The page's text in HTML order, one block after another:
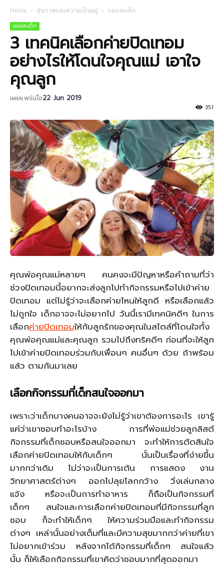
Home สุขภาพและความเป็นอยู่ แม่และเด็ก
แม่และเด็ก
3 เทคนิคเลือกค่ายปิดเทอม
อย่างไรให้โดนใจคุณแม่ เอาใจ
คุณลูก
เผยแพร่เมื่อ22 Jun 2019
351
คุณพ่อคุณแม่หลายๆ คนคงจะมีปัญหาหรือคำถามที่ว่า
ช่วงปิดเทอมนี้อยากจะส่งลูกไปทำกิจกรรมหรือไปเข้าค่าย
ปิดเทอม แต่ไม่รู้ว่าจะเลือกค่ายไหนให้ลูกดี หรือเลือกแล้ว
ไม่ถูกใจ เด็กอาจจะไม่อยากไป วันนี้เรามีเทคนิคดีๆ ในการ
เลือกค่ายปิดเทอมให้กับลูกรักของคุณในสไตล์ที่โดนใจทั้ง
คุณพ่อคุณแม่และคุณลูก รวมไปถึงทริคดีๆ ก่อนที่จะให้ลูก
ไปเข้าค่ายปิดเทอมร่วมกับเพื่อนๆ คนอื่นๆ ด้วย ถ้าพร้อม
แล้ว ตามกันมาเลย
เลือกกิจกรรมที่เด็กสนใจออกมา
เพราะว่าเด็กบางคนอาจจะยังไม่รู้ว่าเขาต้องการอะไร เขารู้
แค่ว่าเขาชอบทำอะไรบ้าง การที่พ่อแม่ช่วยลูกลิสต์
กิจกรรมที่เด็กชอบหรือสนใจออกมา จะทำให้การตัดสินใจ
เลือกค่ายปิดเทอมให้กับเด็กๆ นั้นเป็นเรื่องที่ง่ายขึ้น
มากกว่าเดิม ไม่ว่าจะเป็นการเต้น การแสดง งาน
วิทยาศาสตร์ต่างๆ ออกไปลุยโลกกว้าง วิ่งเล่นกลาง
แจ้ง หรือจะเป็นการทำอาหาร ก็ถือเป็นกิจกรรมที่
เด็กๆ สนใจและการเลือกค่ายปิดเทอมที่มีกิจกรรมที่ลูก
ชอบ ก็จะทำให้เด็กๆ ให้ความร่วมมือและทำกิจกรรม
ต่างๆ เหล่านั้นอย่างเต็มที่และมีความสุขมากกว่าค่ายที่เขา
ไม่อยากเข้าร่วม หลังจากได้กิจกรรมที่เด็กๆ สนใจแล้ว
นั้น ก็ให้เลือกกิจกรรมที่เขาคิดว่าชอบมากที่สุดออกมา